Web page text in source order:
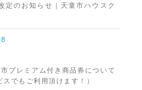
定のお知らせ｜天童市ハウスク
プレミアム付き商品券について
スでもご利用頂けます！）